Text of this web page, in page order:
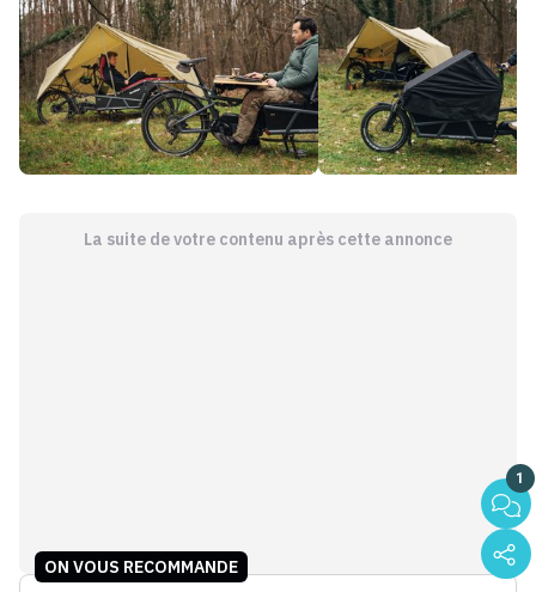
La suite de votre contenu après cette annonce
1
ON VOUS RECOMMANDE